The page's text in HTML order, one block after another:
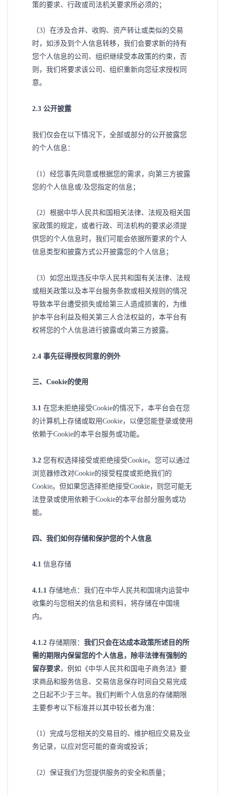
策的要求、行政或司法机关要求所必须的；
（3）在涉及合并、收购、资产转让或类似的交易
时，如涉及到个人信息转移，我们会要求新的持有
您个人信息的公司、组织继续受本政策的约束，否
则，我们将要求该公司、组织重新向您征求授权同
意。
2.3 公开披露
我们仅会在以下情况下，全部或部分的公开披露您
的个人信息：
（1）经您事先同意或根据您的需求，向第三方披露
您的个人信息或/及您指定的信息；
（2）根据中华人民共和国相关法律、法规及相关国
家政策的规定，或者行政、司法机构的要求必须提
供您的个人信息时，我们可能会依据所要求的个人
信息类型和披露方式公开披露您的个人信息；
（3）如您出现违反中华人民共和国有关法律、法规
或相关政策以及本平台服务条款或相关规则的情况
导致本平台遭受损失或给第三人造成损害的，为维
护本平台利益及相关第三人合法权益的，本平台有
权将您的个人信息进行披露或向第三方披露。
2.4 事先征得授权同意的例外
三、 Cookie的使用
3.1 在您未拒绝接受Cookie的情况下，本平台会在您
的计算机上存储或取用Cookie，以便您能登录或使用
依赖于Cookie的本平台服务或功能。
3.2 您有权选择接受或拒绝接受Cookie。您可以通过
浏览器修改对Cookie的接受程度或拒绝我们的
Cookie。但如果您选择拒绝接受Cookie，则您可能无
法登录或使用依赖于Cookie的本平台部分服务或功
能。
四、我们如何存储和保护您的个人信息
4.1 信息存储
4.1.1 存储地点：我们在中华人民共和国境内运营中
收集的与您相关的信息和资料，将存储在中国境
内。
4.1.2 存储期限： 我们只会在达成本政策所述目的所
需的期限内保留您的个人信息，除非法律有强制的
留存要求，例如《中华人民共和国电子商务法》要
求商品和服务信息、交易信息保存时间自交易完成
之日起不少于三年。我们判断个人信息的存储期限
主要参考以下标准并以其中较长者为准：
（1）完成与您相关的交易目的、维护相应交易及业
务记录，以应对您可能的查询或投诉；
（2）保证我们为您提供服务的安全和质量；